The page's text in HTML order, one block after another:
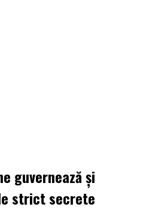
guvernează şi
strict secrete